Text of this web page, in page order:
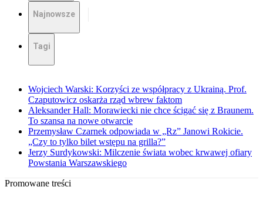
Najnowsze
Tagi
Wojciech Warski: Korzyści ze współpracy z Ukrainą. Prof.
Czaputowicz oskarża rząd wbrew faktom
Aleksander Hall: Morawiecki nie chce ścigać się z Braunem.
To szansa na nowe otwarcie
Przemysław Czarnek odpowiada w „Rz” Janowi Rokicie.
„Czy to tylko bilet wstępu na grilla?”
Jerzy Surdykowski: Milczenie świata wobec krwawej ofiary
Powstania Warszawskiego
Promowane treści